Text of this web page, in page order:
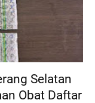
Selatan
Obat Daftar